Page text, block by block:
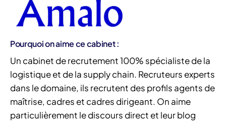
Pourquoi on aime ce cabinet :
Un cabinet de recrutement 100% spécialiste de la
logistique et de la supply chain. Recruteurs experts
dans le domaine, ils recrutent des profils agents de
maîtrise, cadres et cadres dirigeant. On aime
particulièrement le discours direct et leur blog